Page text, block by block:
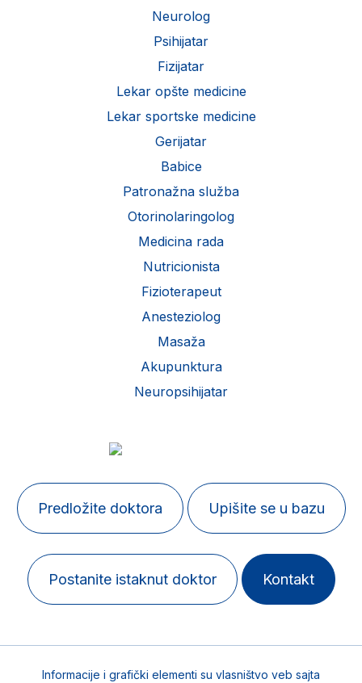
Neurolog
Psihijatar
Fizijatar
Lekar opšte medicine
Lekar sportske medicine
Gerijatar
Babice
Patronažna služba
Otorinolaringolog
Medicina rada
Nutricionista
Fizioterapeut
Anesteziolog
Masaža
Akupunktura
Neuropsihijatar
Predložite doktora Upišite se u bazu
Postanite istaknut doktor Kontakt
Informacije i grafički elementi su vlasništvo veb sajta